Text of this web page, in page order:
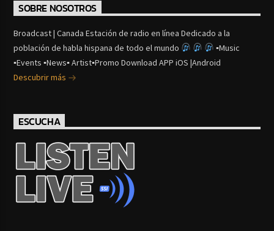
SOBRE NOSOTROS
Broadcast | Canada Estación de radio en línea Dedicado a la
población de habla hispana de todo el mundo
▪Music
▪Events ▪News▪ Artist▪Promo Download APP iOS |Android
Descubrir más
ESCUCHA